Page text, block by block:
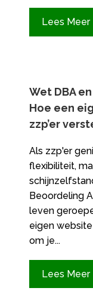
Lees Meer
Wet DBA
Hoe een
zzp’er
Als zzp'er
flexibiliteit,
Beoordeling
leven
eigen
om je...
Lees Meer